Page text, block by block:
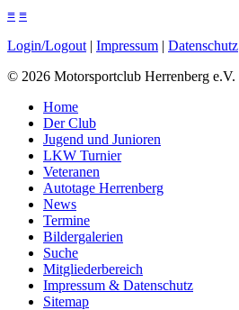
≡ ≡
Login/Logout | Impressum | Datenschutz
© 2026 Motorsportclub Herrenberg e.V.
Home
Der Club
Jugend und Junioren
LKW Turnier
Veteranen
Autotage Herrenberg
News
Termine
Bildergalerien
Suche
Mitgliederbereich
Impressum & Datenschutz
Sitemap